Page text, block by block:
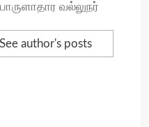
வல்லுநர்
See author's posts